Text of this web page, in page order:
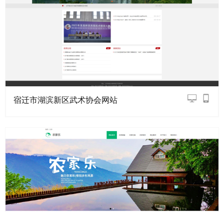
宿迁市湖滨新区武术协会网站